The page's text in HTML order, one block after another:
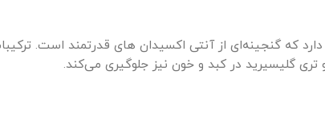
دارد که گنجینه‌ای از آنتی اکسیدان های قدرتمند است.
تری گلیسیرید در کبد و خون نیز جلوگیری می‌کند.